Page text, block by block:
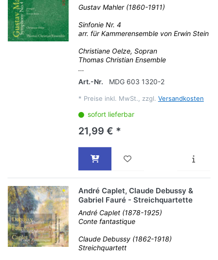
Gustav Mahler (1860-1911)
Sinfonie Nr. 4
arr. für Kammerensemble von Erwin Stein
Christiane Oelze, Sopran
Thomas Christian Ensemble
...
Art.-Nr.
MDG 603 1320-2
* Preise inkl. MwSt., zzgl. Versandkosten
sofort lieferbar
21,99 € *
André Caplet, Claude Debussy &
Gabriel Fauré - Streichquartette
André Caplet (1878-1925)
Conte fantastique
Claude Debussy (1862-1918)
Streichquartett